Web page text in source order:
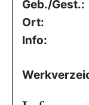
Geb./Gest.:
Ort:
Info: